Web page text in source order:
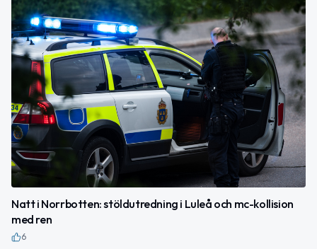
Natt i Norrbotten: stöldutredning i Luleå och mc-kollision
med ren
6